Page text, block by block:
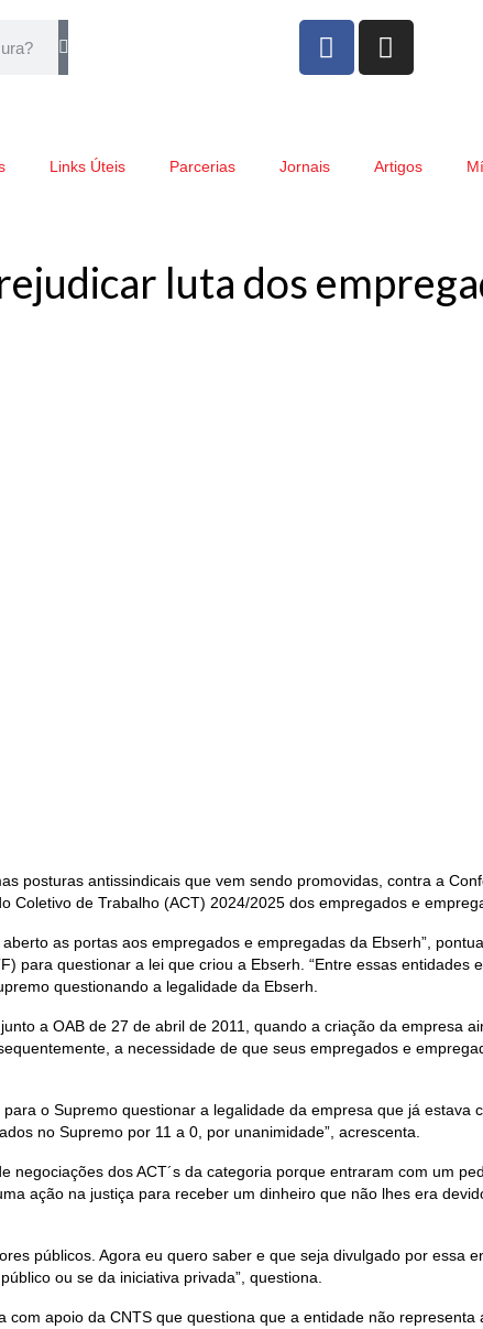
Links Úteis Parcerias Jornais Artigos
luta dos
posturas antissindicais que vem sendo promovidas, contra a
de Trabalho (ACT) 2024/2025 dos empregados e
as portas aos empregados e empregadas da Ebserh”,
questionar a lei que criou a Ebserh. “Entre essas entidades
questionando a legalidade da Ebserh.
a OAB de 27 de abril de 2011, quando a criação da empresa
a necessidade de que seus empregados e
o Supremo questionar a legalidade da empresa que já estava
no Supremo por 11 a 0, por unanimidade”, acrescenta.
dos ACT´s da categoria porque entraram com um
ação na justiça para receber um dinheiro que não lhes era
públicos. Agora eu quero saber e que seja divulgado por essa
ou se da iniciativa privada”, questiona.
apoio da CNTS que questiona que a entidade não